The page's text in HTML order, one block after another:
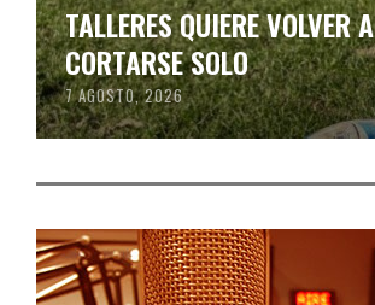
TALLERES QUIERE VOLVER A
CORTARSE SOLO
7 AGOSTO, 2026